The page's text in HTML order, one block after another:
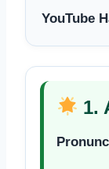
YouTube
1.